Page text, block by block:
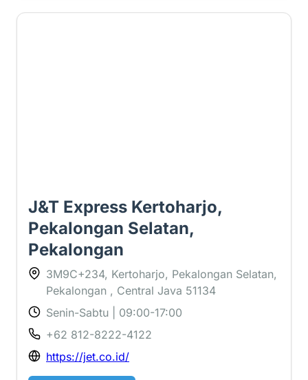
J&T Express Kertoharjo,
Pekalongan Selatan,
Pekalongan
3M9C+234, Kertoharjo, Pekalongan Selatan,
Pekalongan , Central Java 51134
Senin-Sabtu | 09:00-17:00
+62 812-8222-4122
https://jet.co.id/